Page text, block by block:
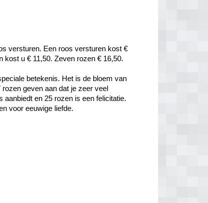
versturen. Een roos versturen kost €
kost u € 11,50. Zeven rozen € 16,50.
betekenis. Het is de bloem van
geven aan dat je zeer veel
aanbiedt en 25 rozen is een felicitatie.